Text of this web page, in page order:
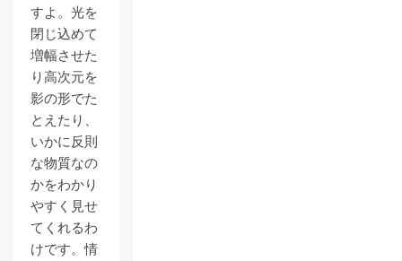
すよ。光を
閉じ込めて
増幅させた
り高次元を
影の形でた
とえたり、
いかに反則
な物質なの
かをわかり
やすく見せ
てくれるわ
けです。情